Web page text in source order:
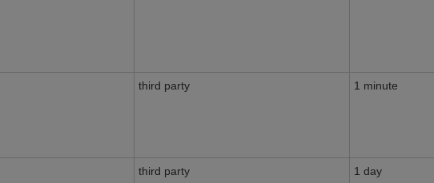
third party 1 minute
third party 1 day